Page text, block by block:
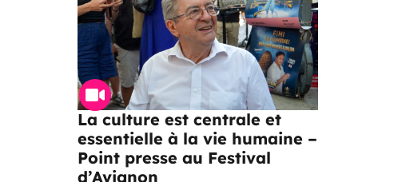
La culture est centrale et
essentielle à la vie humaine –
Point presse au Festival
d’Avignon